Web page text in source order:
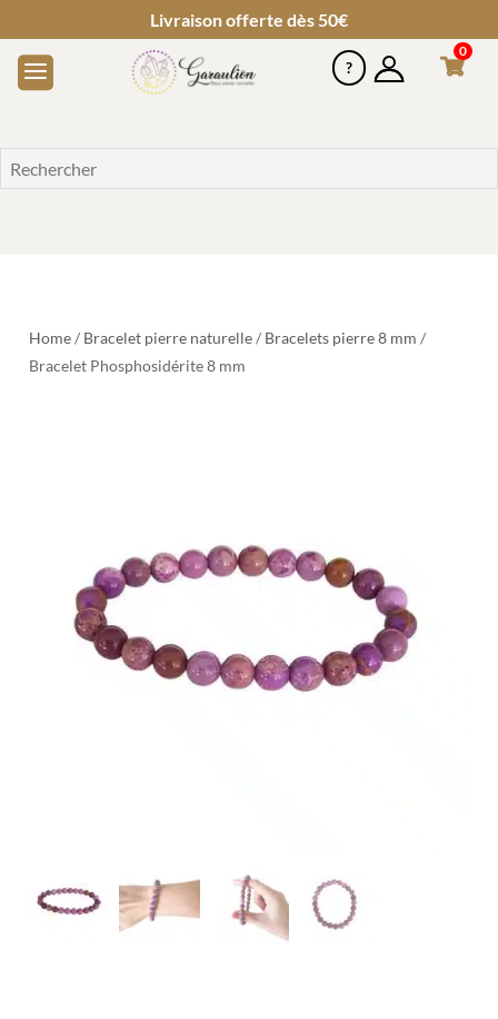
Livraison offerte dès 50€
0
Home/ Bracelet pierre naturelle/ Bracelets pierre 8 mm /
Bracelet Phosphosidérite 8 mm